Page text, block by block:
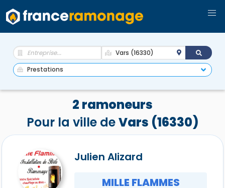
2 ramoneurs
Pour la ville deVars (16330)
Julien Alizard
MILLE FLAMMES